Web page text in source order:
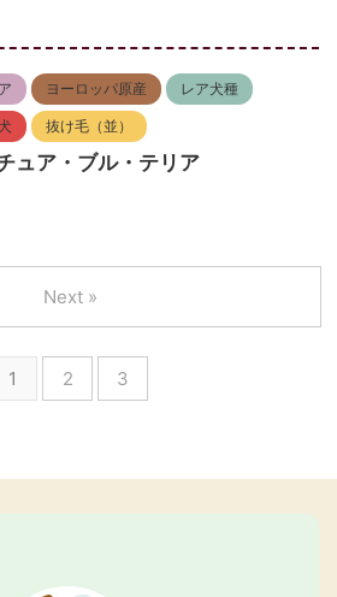
ヨーロッパ原産 レア犬種
抜け毛（並）
ュア・ブル・テリア
1 2 3
Next »